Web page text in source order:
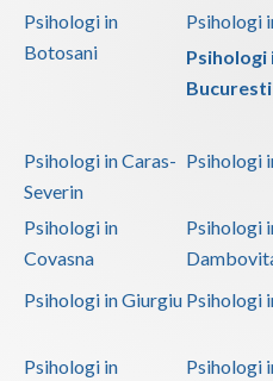
Psihologi in
Botosani
Psihologi
Psihologi
Bucuresti
Psihologi in Caras-
Severin
Psihologi
Psihologi in
Covasna
Psihologi
Psihologi in Giurgiu Psihologi
Psihologi in
Psihologi